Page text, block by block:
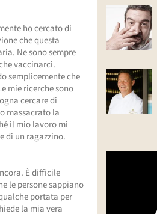
ho cercato di
che questa
Ne sono sempre
vaccinarci.
semplicemente che
mie ricerche sono
cercare di
massacrato la
il mio lavoro mi
di un ragazzino.
È difficile
le persone sappiano
portata per
la mia vera